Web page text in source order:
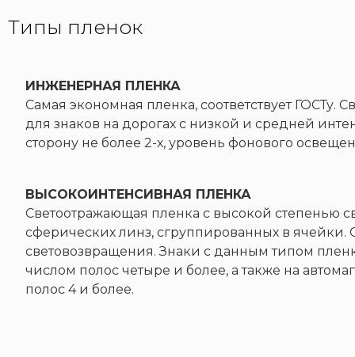
Типы пленок
ИНЖЕНЕРНАЯ ПЛЕНКА
Самая экономная пленка, соответствует
для знаков на дорогах с низкой и средней
сторону не более 2-х, уровень фонового
ВЫСОКОИНТЕНСИВНАЯ ПЛЕНКА
Светоотражающая пленка с высокой степенью
сферических линз, сгруппированных в
световозвращения. Знаки с данным типом
числом полос четыре и более, а также на
полос 4 и более.